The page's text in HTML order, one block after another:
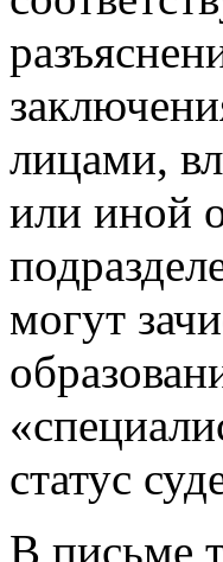
лицами,
или иной
могут
статус
В письме